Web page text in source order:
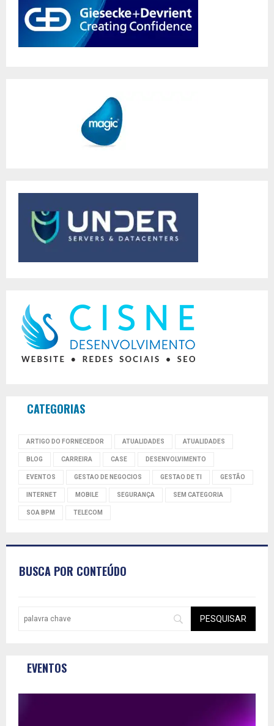
CATEGORIAS
ARTIGO DO FORNECEDOR ATUALIDADES ATUALIDADES
BLOG CARREIRA CASE DESENVOLVIMENTO
EVENTOS GESTAO DE NEGOCIOS GESTAO DE TI GESTÃO
INTERNET MOBILE SEGURANÇA SEM CATEGORIA
SOA BPM TELECOM
BUSCA POR CONTEÚDO
EVENTOS